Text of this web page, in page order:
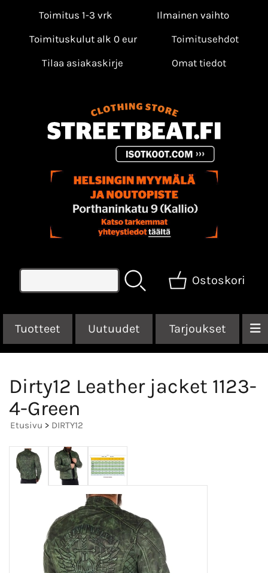
Toimitus 1-3 vrk
Ilmainen vaihto
Toimituskulut alk 0 eur
Toimitusehdot
Tilaa asiakaskirje
Omat tiedot
Ostoskori
Tuotteet Uutuudet Tarjoukset
Dirty12 Leather jacket 1123-
4-Green
Etusivu > DIRTY12